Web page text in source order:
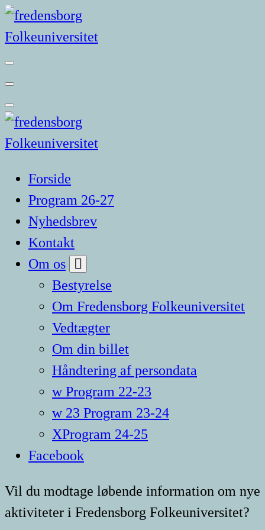
Videre
til
indhold
Forside
Program 26-27
Nyhedsbrev
Kontakt
Om os
Bestyrelse
Om Fredensborg Folkeuniversitet
Vedtægter
Om din billet
Håndtering af persondata
w Program 22-23
w 23 Program 23-24
XProgram 24-25
Facebook
Vil du modtage løbende information om nye
aktiviteter i Fredensborg Folkeuniversitet?